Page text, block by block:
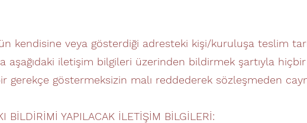
kendisine veya gösterdiği adresteki kişi/kuruluşa teslim
aşağıdaki iletişim bilgileri üzerinden bildirmek şartıyla
gerekçe göstermeksizin malı reddederek sözleşmeden
BİLDİRİMİ YAPILACAK İLETİŞİM BİLGİLERİ: